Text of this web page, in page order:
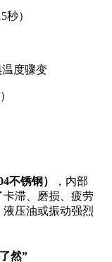
秒）
温度骤变
不锈钢）
，内部
滞、磨损、疲劳
压油或振动强烈
然”